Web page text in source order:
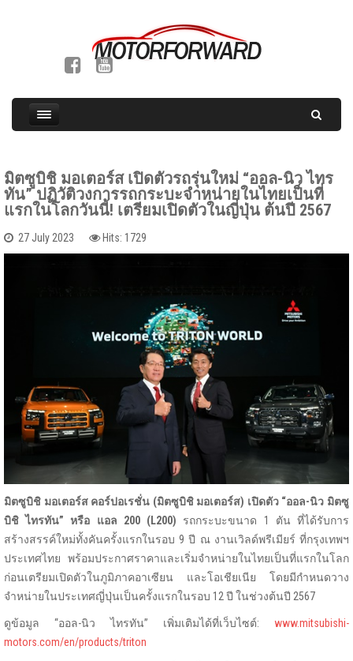
มิตซูบิชิ มอเตอร์ส เปิดตัวรถรุ่นใหม่ “ออล-นิว ไทร
ทัน” ปฏิวัติวงการรถกระบะจำหน่ายในไทยเป็นที่
แรกในโลกวันนี้! เตรียมเปิดตัวในญี่ปุ่น ต้นปี 2567
27 July 2023 Hits: 1729
มิตซูบิชิ มอเตอร์ส คอร์ปอเรชั่น (มิตซูบิชิ มอเตอร์ส) เปิดตัว “ออล-นิว มิตซู
บิชิ ไทรทัน”หรือ แอล 200 (L200)
รถกระบะขนาด 1 ตัน ที่ได้รับการ
สร้างสรรค์ใหม่ทั้งคันครั้งแรกในรอบ 9 ปี ณ งานเวิลด์พรีเมียร์ ที่กรุงเทพฯ
ประเทศไทย พร้อมประกาศราคาและเริ่มจำหน่ายในไทยเป็นที่แรกในโลก
ก่อนเตรียมเปิดตัวในภูมิภาคอาเซียน และโอเชียเนีย โดยมีกำหนดวาง
จำหน่ายในประเทศญี่ปุ่นเป็นครั้งแรกในรอบ 12 ปี ในช่วงต้นปี 2567
ดูข้อมูล “ออล-นิว ไทรทัน” เพิ่มเติมได้ที่เว็บไซต์: www.mitsubishi-
motors.com/en/products/triton